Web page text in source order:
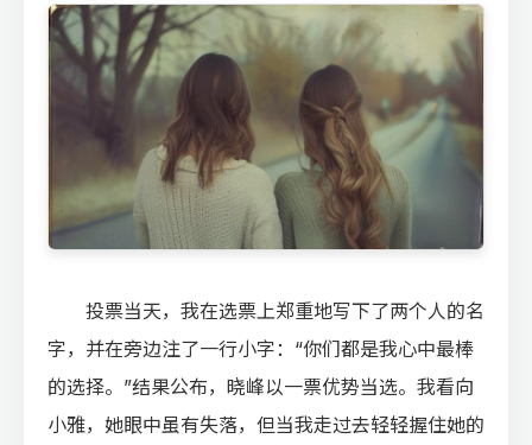
投票当天，我在选票上郑重地写下了两个人的名
字，并在旁边注了一行小字：“你们都是我心中最棒
的选择。”结果公布，晓峰以一票优势当选。我看向
小雅，她眼中虽有失落，但当我走过去轻轻握住她的